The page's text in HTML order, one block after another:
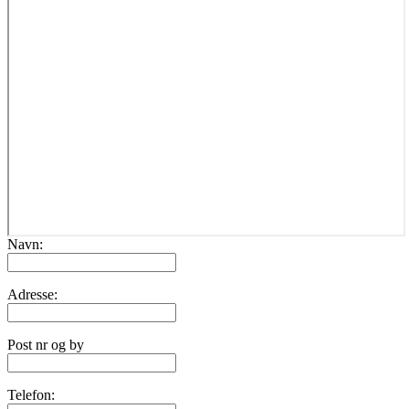
Navn:
Adresse:
Post nr og by
Telefon: